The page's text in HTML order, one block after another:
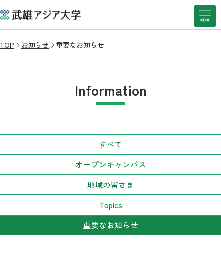
TOP お知らせ 重要なお知らせ
Information
すべて
オープンキャンパス
地域の皆さま
Topics
重要なお知らせ